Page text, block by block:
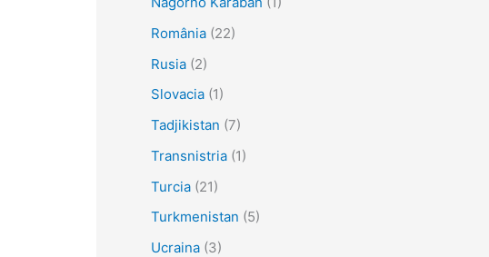
România (22)
Rusia (2)
Slovacia (1)
Tadjikistan (7)
Transnistria (1)
Turcia (21)
Turkmenistan (5)
Ucraina (3)